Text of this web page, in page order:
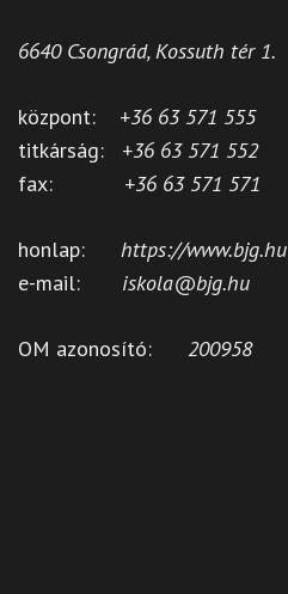
6640 Csongrád, Kossuth tér 1.
központ: +36 63 571 555
titkárság: +36 63 571 552
fax: +36 63 571 571
honlap: https://www.bjg.hu
e-mail: iskola@bjg.hu
OM azonosító: 200958